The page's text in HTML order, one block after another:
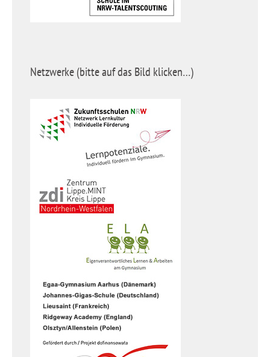
Netzwerke (bitte auf das Bild klicken…)